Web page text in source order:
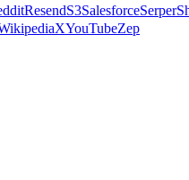
ResendS3SalesforceSerper
XYouTubeZep